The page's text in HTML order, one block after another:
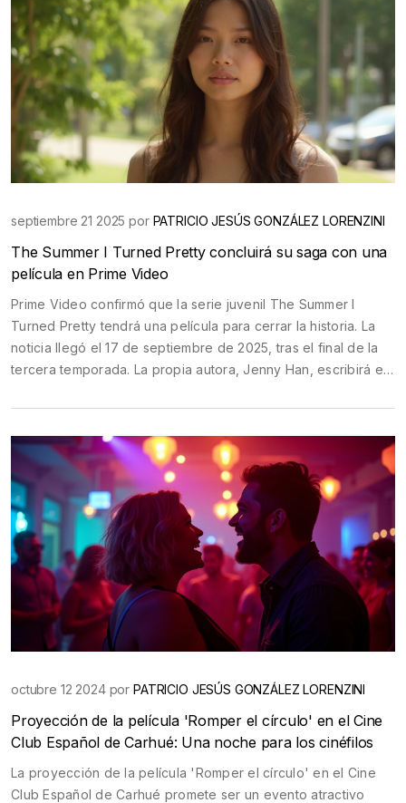
septiembre 21 2025 por PATRICIO JESÚS GONZÁLEZ LORENZINI
The Summer I Turned Pretty concluirá su saga con una
película en Prime Video
Prime Video confirmó que la serie juvenil The Summer I
Turned Pretty tendrá una película para cerrar la historia. La
noticia llegó el 17 de septiembre de 2025, tras el final de la
tercera temporada. La propia autora, Jenny Han, escribirá el
que la película se estrene en verano de 2026. Los
seguidores podrán volver a la playa de Cousins y decir adiós
a los personajes que han marcado sus veranos.
octubre 12 2024 por PATRICIO JESÚS GONZÁLEZ LORENZINI
Proyección de la película 'Romper el círculo' en el Cine
Club Español de Carhué: Una noche para los cinéfilos
La proyección de la película 'Romper el círculo' en el Cine
Club Español de Carhué promete ser un evento atractivo